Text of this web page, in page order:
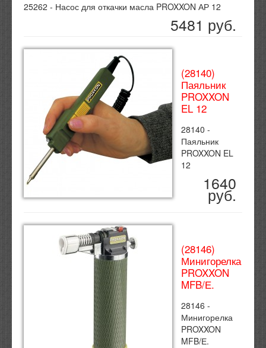
25262 - Насос для откачки масла PROXXON АР 12
5481 руб.
(28140)
Паяльник
PROXXON
EL 12
28140 -
Паяльник
PROXXON EL
12
1640
руб.
(28146)
Минигорелка
PROXXON
MFB/Е.
28146 -
Минигорелка
PROXXON
MFB/Е.